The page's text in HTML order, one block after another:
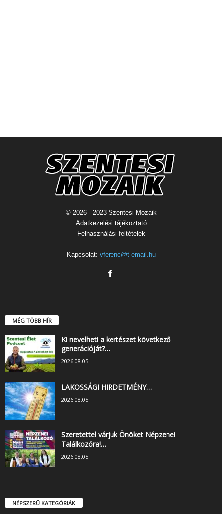
© 2026 - 2023 Szentesi Mozaik
Adatkezelési tájékoztató
Felhasználási feltételek
Kapcsolat: vferenc@t-email.hu
MÉG TÖBB HÍR
Ki nevelheti a kertészet következő
generációját?…
2026.08.05.
LAKOSSÁGI HIRDETMÉNY…
2026.08.05.
Szeretettel várjuk Önöket Népzenei
Találkozóra!…
2026.08.05.
NÉPSZERŰ KATEGÓRIÁK